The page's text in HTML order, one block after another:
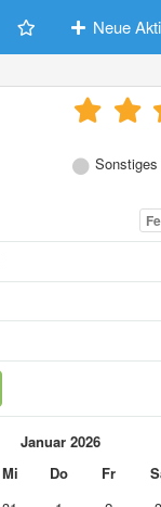
Neue
Januar 2026
Mi Do Fr